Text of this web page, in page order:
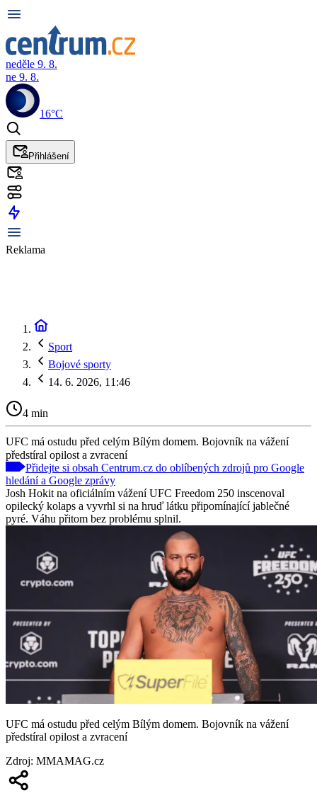
neděle 9. 8.
ne 9. 8.
16°C
Přihlášení
Reklama
Sport
Bojové sporty
14. 6. 2026, 11:46
4 min
UFC má ostudu před celým Bílým domem. Bojovník na vážení
předstíral opilost a zvracení
Přidejte si obsah Centrum.cz do oblíbených zdrojů pro Google
hledání a Google zprávy
Josh Hokit na oficiálním vážení UFC Freedom 250 inscenoval
opilecký kolaps a vyvrhl si na hruď látku připomínající jablečné
pyré. Váhu přitom bez problému splnil.
UFC má ostudu před celým Bílým domem. Bojovník na vážení
předstíral opilost a zvracení
Zdroj: MMAMAG.cz